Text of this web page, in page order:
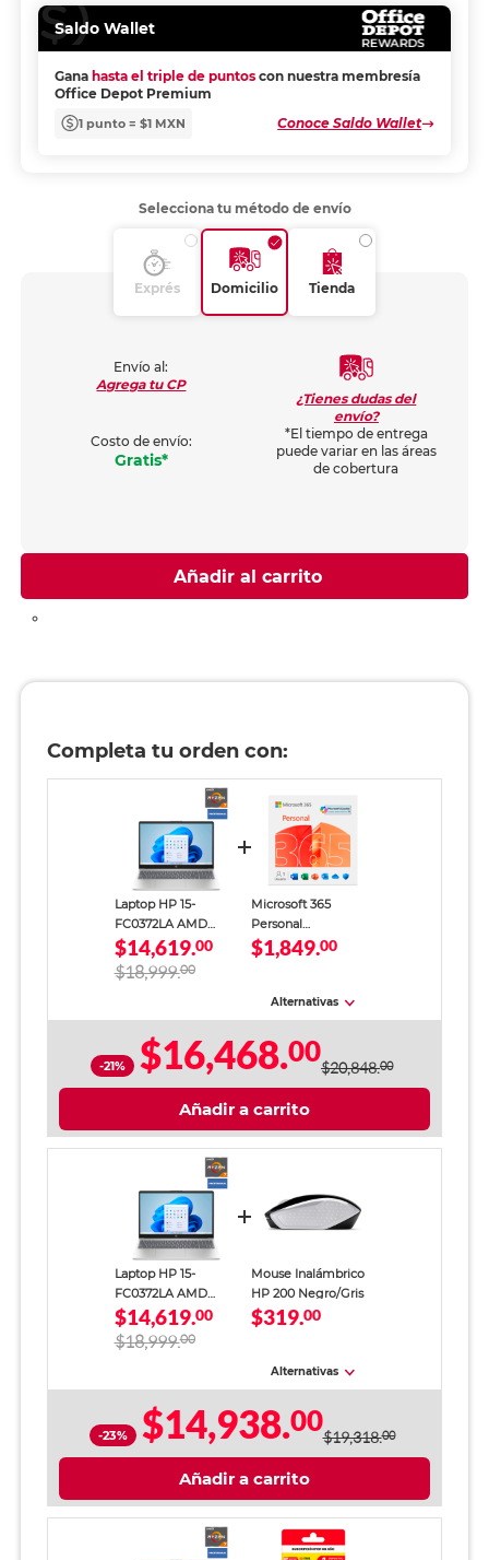
Saldo Wallet
Gana hasta el triple de puntos con nuestra membresía
Office Depot Premium
1 punto = $1 MXN Conoce Saldo Wallet
Selecciona tu método de envío
Exprés Domicilio Tienda
Envío al:
Agrega tu CP
Costo de envío:
Gratis*
¿Tienes dudas del
envío?
*El tiempo de entrega
puede variar en las áreas
de cobertura
Añadir al carrito
Completa tu orden con:
Laptop HP 15-
FC0372LA AMD
Ryzen 7 16GB RAM
512GB SSD 15.6
pulgadas FHD
$14,619.00
$18,999.00
Microsoft 365
Personal
Descargable para 1
Usuario 1 Año
$1,849.00
Alternativas
-21% $16,468.00$20,848.00
Añadir a carrito
Laptop HP 15-
FC0372LA AMD
Ryzen 7 16GB RAM
512GB SSD 15.6
pulgadas FHD
$14,619.00
$18,999.00
Mouse Inalámbrico
HP 200 Negro/Gris
$319.00
Alternativas
-23% $14,938.00$19,318.00
Añadir a carrito